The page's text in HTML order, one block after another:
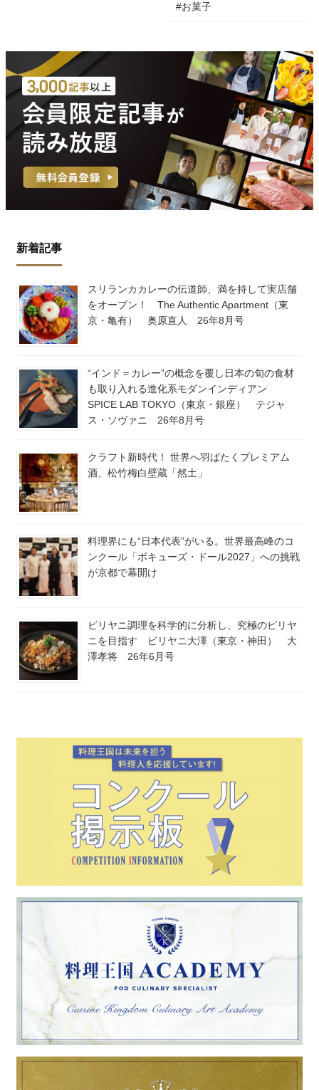
#お菓子
新着記事
スリランカカレーの伝道師、満を持して実店舗
をオープン！ The Authentic Apartment（東
京・亀有） 奥原直人 26年8月号
“インド＝カレー”の概念を覆し日本の旬の食材
も取り入れる進化系モダンインディアン
SPICE LAB TOKYO（東京・銀座） テジャ
ス・ソヴァニ 26年8月号
クラフト新時代！ 世界へ羽ばたくプレミアム
酒、松竹梅白壁蔵「然土」
料理界にも“日本代表”がいる。世界最高峰のコ
ンクール「ボキューズ・ドール2027」への挑戦
が京都で幕開け
ビリヤニ調理を科学的に分析し、究極のビリヤ
ニを目指す ビリヤニ大澤（東京・神田） 大
澤孝将 26年6月号